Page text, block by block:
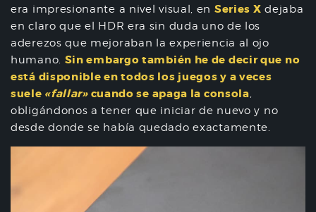
era impresionante a nivel visual, en Series X dejaba
en claro que el HDR era sin duda uno de los
aderezos que mejoraban la experiencia al ojo
humano. Sin embargo también he de decir que no
está disponible en todos los juegos y a veces
suele «fallar»cuando se apaga la consola
obligándonos a tener que iniciar de nuevo y no
desde donde se había quedado exactamente.